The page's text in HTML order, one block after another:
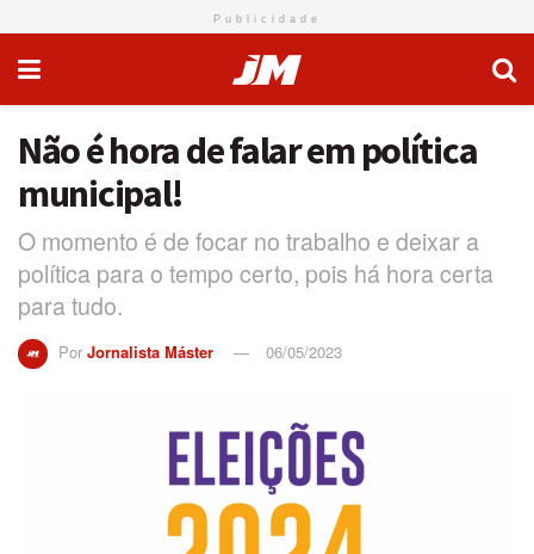
Publicidade
Não é hora de falar em política
municipal!
O momento é de focar no trabalho e deixar a
política para o tempo certo, pois há hora certa
para tudo.
Por Jornalista Máster 06/05/2023